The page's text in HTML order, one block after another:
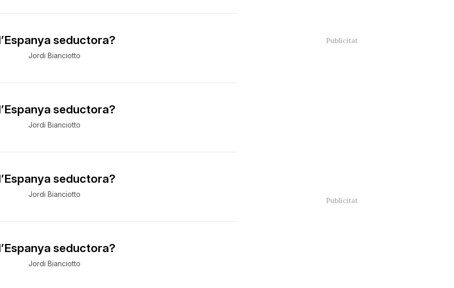
seductora?
Jordi Bianciotto
seductora?
Jordi Bianciotto
seductora?
Jordi Bianciotto
seductora?
Jordi Bianciotto